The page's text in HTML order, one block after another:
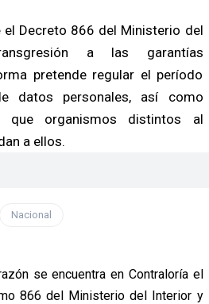
el Decreto 866 del Ministerio del
a las garantías
pretende regular el período
datos personales, así como
que organismos distintos al
a ellos.
Nacional
se encuentra en Contraloría el
866 del Ministerio del Interior y